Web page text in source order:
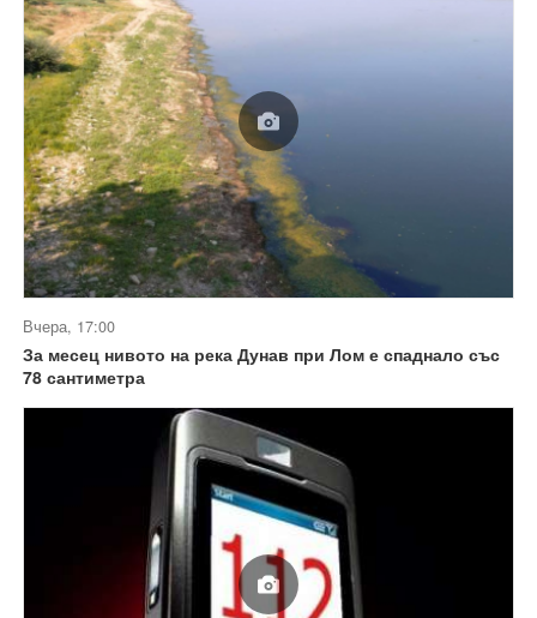
Вчера, 17:00
За месец нивото на река Дунав при Лом е спаднало със
78 сантиметра